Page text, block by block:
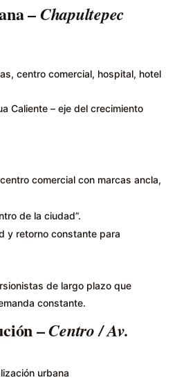
–Chapultepec
centro comercial, hospital, hotel
Caliente – eje del crecimiento
comercial con marcas ancla,
de la ciudad”.
y retorno constante para
de largo plazo que
constante.
–Centro / Av.
urbana